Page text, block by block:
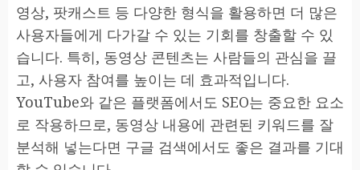
영상, 팟캐스트 등 다양한 형식을 활용하면 더 많은
사용자들에게 다가갈 수 있는 기회를 창출할 수 있
습니다. 특히, 동영상 콘텐츠는 사람들의 관심을 끌
고, 사용자 참여를 높이는 데 효과적입니다.
YouTube와 같은 플랫폼에서도 SEO는 중요한 요소
로 작용하므로, 동영상 내용에 관련된 키워드를 잘
분석해 넣는다면 구글 검색에서도 좋은 결과를 기대